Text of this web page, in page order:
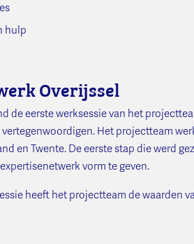
hulp
Overijssel
de eerste werksessie van het
Het projectteam
en Twente. De eerste stap die werd
vorm te geven.
heeft het projectteam de waarden